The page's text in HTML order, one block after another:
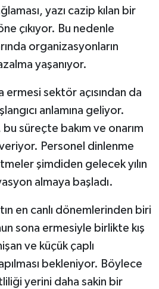
yazı cazip kılan bir
çıkıyor. Bu nedenle
organizasyonların
yaşanıyor.
ermesi sektör açısından da
anlamına geliyor.
süreçte bakım ve onarım
veriyor. Personel dinlenme
şimdiden gelecek yılın
almaya başladı.
en canlı dönemlerinden biri
sona ermesiyle birlikte kış
ve küçük çaplı
bekleniyor. Böylece
yerini daha sakin bir